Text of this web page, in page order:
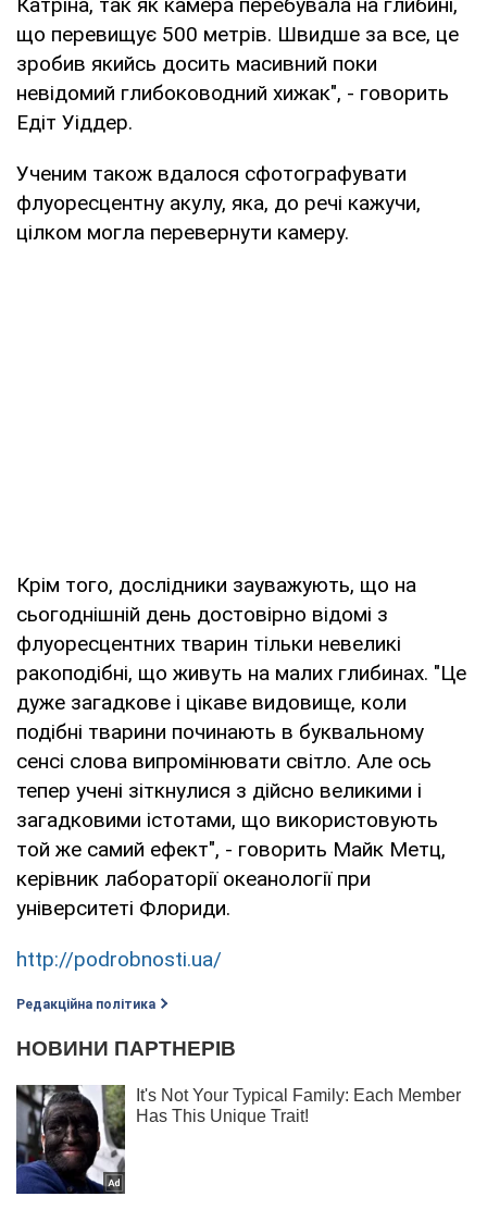
що перевищує 500 метрів. Швидше за все, це
зробив якийсь досить масивний поки
невідомий глибоководний хижак", - говорить
Едіт Уіддер.
Ученим також вдалося сфотографувати
флуоресцентну акулу, яка, до речі кажучи,
цілком могла перевернути камеру.
Крім того, дослідники зауважують, що на
сьогоднішній день достовірно відомі з
флуоресцентних тварин тільки невеликі
ракоподібні, що живуть на малих глибинах. "Це
дуже загадкове і цікаве видовище, коли
подібні тварини починають в буквальному
сенсі слова випромінювати світло. Але ось
тепер учені зіткнулися з дійсно великими і
загадковими істотами, що використовують
той же самий ефект", - говорить Майк Метц,
керівник лабораторії океанології при
університеті Флориди.
http://podrobnosti.ua/
Редакційна політика